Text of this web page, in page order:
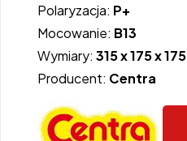
Polaryzacja: P+
Mocowanie: B13
Wymiary: 315 x 175 x 175
Producent: Centra